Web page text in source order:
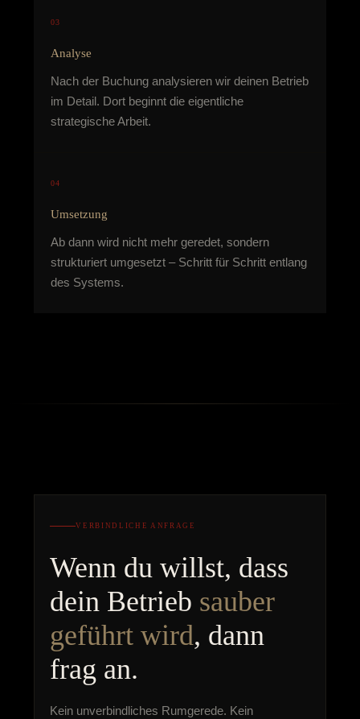
03
Analyse
Nach der Buchung analysieren wir deinen Betrieb
im Detail. Dort beginnt die eigentliche
strategische Arbeit.
04
Umsetzung
Ab dann wird nicht mehr geredet, sondern
strukturiert umgesetzt – Schritt für Schritt entlang
des Systems.
VERBINDLICHE ANFRAGE
Wenn du willst, dass
dein Betrieb sauber
geführt wird, dann
frag an.
Kein unverbindliches Rumgerede. Kein